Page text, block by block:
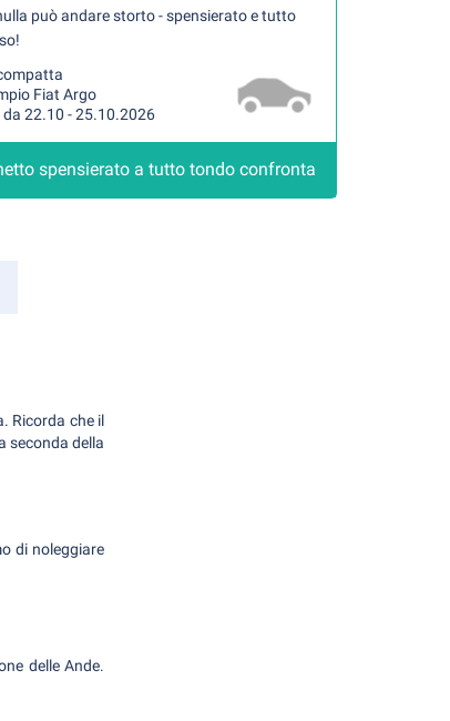
può andare storto - spensierato e tutto
Fiat Argo
da 22.10 - 25.10.2026
spensierato a tutto tondo confronta
Ricorda che il
seconda della
di noleggiare
delle Ande.